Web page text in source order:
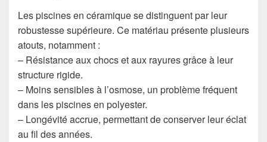
Les piscines en céramique se distinguent par leur
robustesse supérieure. Ce matériau présente plusieurs
atouts, notamment :
– Résistance aux chocs et aux rayures grâce à leur
structure rigide.
– Moins sensibles à l’osmose, un problème fréquent
dans les piscines en polyester.
– Longévité accrue, permettant de conserver leur éclat
au fil des années.